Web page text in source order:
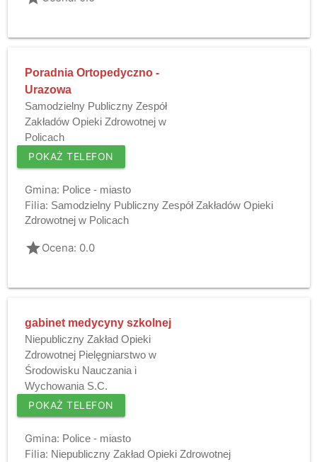
Poradnia Ortopedyczno -
Urazowa
Samodzielny Publiczny Zespół
Zakładów Opieki Zdrowotnej w
Policach
POKAŻ TELEFON
Gmina: Police - miasto
Filia: Samodzielny Publiczny Zespół Zakładów Opieki
Zdrowotnej w Policach
gradeOcena: 0.0
gabinet medycyny szkolnej
Niepubliczny Zakład Opieki
Zdrowotnej Pielęgniarstwo w
Środowisku Nauczania i
Wychowania S.C.
POKAŻ TELEFON
Gmina: Police - miasto
Filia: Niepubliczny Zakład Opieki Zdrowotnej